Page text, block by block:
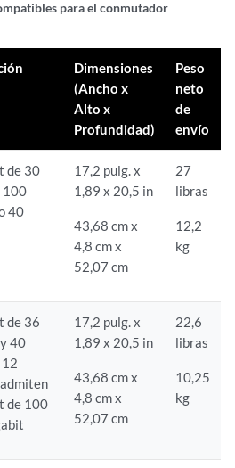
para el conmutador
Dimensiones
(Ancho x
Alto x
Profundidad)
Peso
neto
de
envío
de 30
100
40
17,2 pulg. x
1,89 x 20,5 in
43,68 cm x
4,8 cm x
52,07 cm
27
libras
12,2
kg
de 36
40
de 100
17,2 pulg. x
1,89 x 20,5 in
43,68 cm x
4,8 cm x
52,07 cm
22,6
libras
10,25
kg